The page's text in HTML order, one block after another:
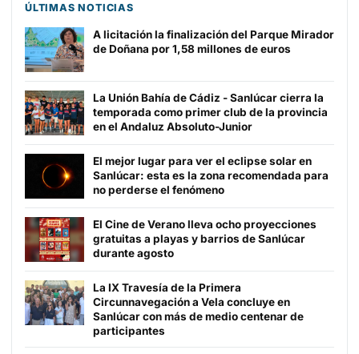
ÚLTIMAS NOTICIAS
A licitación la finalización del Parque Mirador
de Doñana por 1,58 millones de euros
La Unión Bahía de Cádiz - Sanlúcar cierra la
temporada como primer club de la provincia
en el Andaluz Absoluto-Junior
El mejor lugar para ver el eclipse solar en
Sanlúcar: esta es la zona recomendada para
no perderse el fenómeno
El Cine de Verano lleva ocho proyecciones
gratuitas a playas y barrios de Sanlúcar
durante agosto
La IX Travesía de la Primera
Circunnavegación a Vela concluye en
Sanlúcar con más de medio centenar de
participantes